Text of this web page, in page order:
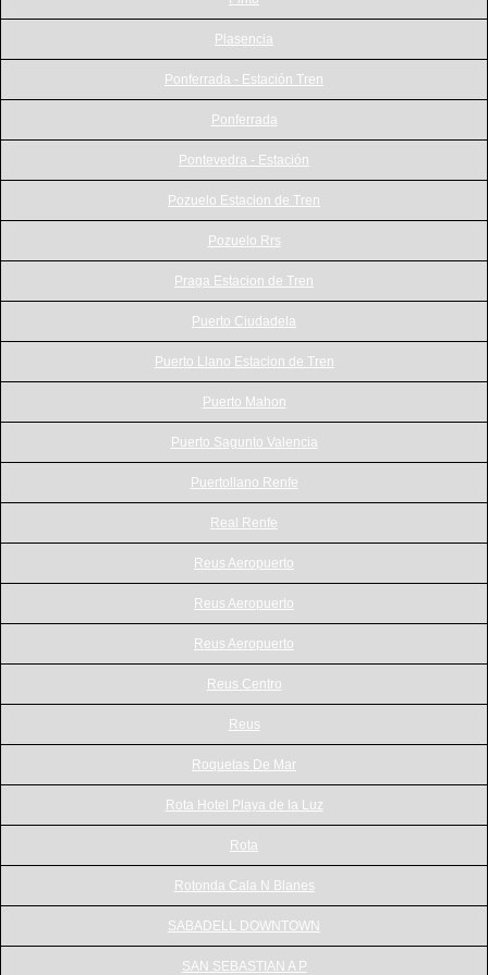
Plasencia
Ponferrada - Estación Tren
Ponferrada
Pontevedra - Estación
Pozuelo Estacion de Tren
Pozuelo Rrs
Praga Estacion de Tren
Puerto Ciudadela
Puerto Llano Estacion de Tren
Puerto Mahon
Puerto Sagunto Valencia
Puertollano Renfe
Real Renfe
Reus Aeropuerto
Reus Aeropuerto
Reus Aeropuerto
Reus Centro
Reus
Roquetas De Mar
Rota Hotel Playa de la Luz
Rota
Rotonda Cala N Blanes
SABADELL DOWNTOWN
SAN SEBASTIAN A P